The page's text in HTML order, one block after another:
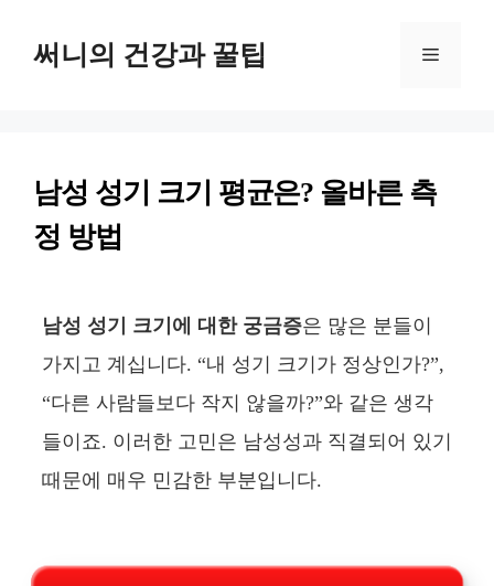
써니의 건강과 꿀팁 메
남성 성기 크기 평균은? 올바른 측
정 방법
남성 성기 크기에 대한 궁금증은 많은 분들이
가지고 계십니다. “내 성기 크기가 정상인가?”,
“다른 사람들보다 작지 않을까?”와 같은 생각
들이죠. 이러한 고민은 남성성과 직결되어 있기
때문에 매우 민감한 부분입니다.